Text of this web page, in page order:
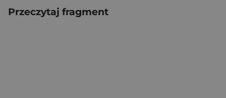
Przeczytaj fragment